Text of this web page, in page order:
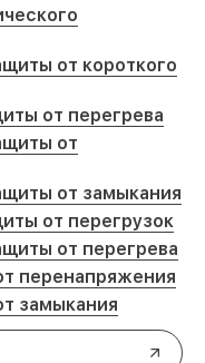
от короткого
от перегрева
от
от замыкания
от перегрузок
от перегрева
перенапряжения
замыкания